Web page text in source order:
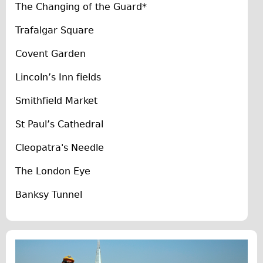
The Sunset Tour
The Family Tour
Ebike Tours
West Walking Tour
City Walking Tour
Adult Group
The Changing of the Guard*
Trafalgar Square
Covent Garden
Lincoln’s Inn fields
Smithfield Market
St Paul’s Cathedral
Cleopatra's Needle
The London Eye
Banksy Tunnel